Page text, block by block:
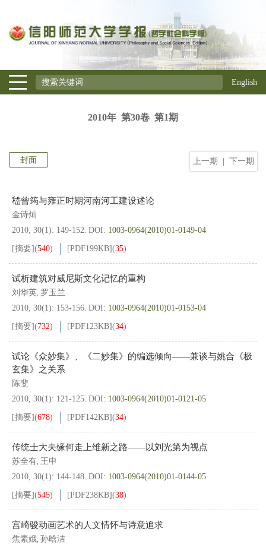
English
2010年 第30卷 第1期
上一期 下一期
封面
嵇曾筠与雍正时期河南河工建设述论
金诗灿
2010, 30(1): 149-152. DOI: 1003-0964(2010)01-0149-04
[摘要](540) [PDF199KB](35)
试析建筑对威尼斯文化记忆的重构
刘华英, 罗玉兰
2010, 30(1): 153-156. DOI: 1003-0964(2010)01-0153-04
[摘要](732) [PDF123KB](34)
试论《众妙集》、《二妙集》的编选倾向——兼谈与姚合《极
玄集》之关系
陈斐
2010, 30(1): 121-125. DOI: 1003-0964(2010)01-0121-05
[摘要](678) [PDF142KB](34)
传统士大夫缘何走上维新之路——以刘光第为视点
苏全有, 王申
2010, 30(1): 144-148. DOI: 1003-0964(2010)01-0144-05
[摘要](545) [PDF238KB](38)
宫崎骏动画艺术的人文情怀与诗意追求
焦素娥, 孙晗洁